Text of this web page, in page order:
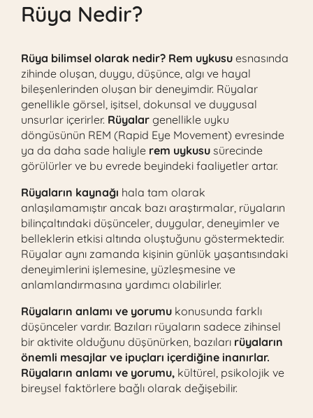
Rüya Nedir?
Rüya bilimsel olarak nedir? Rem uykusu esnasında
zihinde oluşan, duygu, düşünce, algı ve hayal
bileşenlerinden oluşan bir deneyimdir. Rüyalar
genellikle görsel, işitsel, dokunsal ve duygusal
unsurlar içerirler. Rüyalar genellikle uyku
döngüsünün REM (Rapid Eye Movement) evresinde
ya da daha sade haliyle rem uykusu sürecinde
görülürler ve bu evrede beyindeki faaliyetler artar.
Rüyaların kaynağı hala tam olarak
anlaşılamamıştır ancak bazı araştırmalar, rüyaların
bilinçaltındaki düşünceler, duygular, deneyimler ve
belleklerin etkisi altında oluştuğunu göstermektedir.
Rüyalar aynı zamanda kişinin günlük yaşantısındaki
deneyimlerini işlemesine, yüzleşmesine ve
anlamlandırmasına yardımcı olabilirler.
Rüyaların anlamı ve yorumu konusunda farklı
düşünceler vardır. Bazıları rüyaların sadece zihinsel
bir aktivite olduğunu düşünürken, bazıları rüyaların
önemli mesajlar ve ipuçları içerdiğine inanırlar.
Rüyaların anlamı ve yorumu, kültürel, psikolojik ve
bireysel faktörlere bağlı olarak değişebilir.